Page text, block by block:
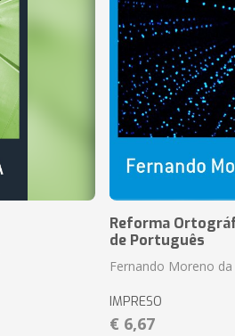
Reforma
de Português
Fernando Moreno da
IMPRESO
€ 6,67